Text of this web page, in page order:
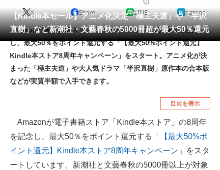
ペット 家電
工具・DIY 本・DVD・CD
生活家電 生活用品
空調・季節家電 美容・コスメ
メディア
【Kindle本セール】アニメ化決定「極主夫道」や「半沢
直樹」など新潮社・文藝春秋の5000冊超が最大50％還元
X Share LINE hatena
Amazonが電子書籍ストア「Kindle本ストア」の8周年を記念
し、最大50％をポイント還元する「【最大50%ポイント還元】
Kindle本ストア8周年キャンペーン」をスタート。アニメ化が決
まった「極主夫道」や大人気ドラマ「半沢直樹」原作本の合本版
などが実質半額で入手できます。
目次を表示
Amazonが電子書籍ストア「Kindle本ストア」の8周年
を記念し、最大50％をポイント還元する「
【最大50%ポ
イント還元】Kindle本ストア8周年キャンペーン 」をスタ
ートしています。新潮社と文藝春秋の5000冊以上が対象